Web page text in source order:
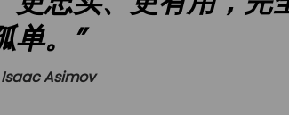
。 ”
Isaac Asimov